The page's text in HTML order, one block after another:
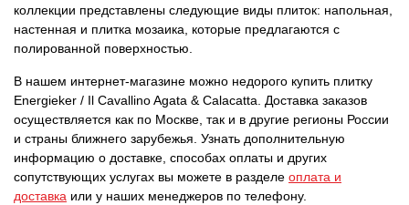
коллекции представлены следующие виды плиток: напольная,
настенная и плитка мозаика, которые предлагаются с
полированной поверхностью.
В нашем интернет-магазине можно недорого купить плитку
Energieker / Il Cavallino Agata & Calacatta. Доставка заказов
осуществляется как по Москве, так и в другие регионы России
и страны ближнего зарубежья. Узнать дополнительную
информацию о доставке, способах оплаты и других
сопутствующих услугах вы можете в разделе оплата и
доставка или у наших менеджеров по телефону.